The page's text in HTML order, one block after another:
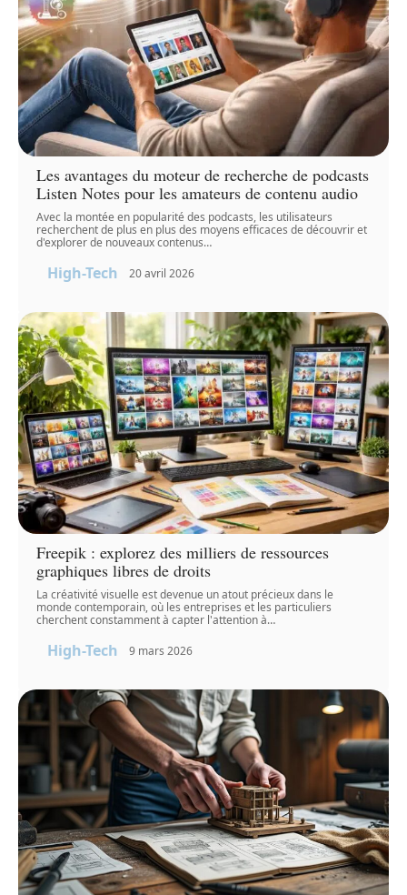
Les avantages du moteur de recherche de podcasts
Listen Notes pour les amateurs de contenu audio
Avec la montée en popularité des podcasts, les utilisateurs
recherchent de plus en plus des moyens efficaces de découvrir et
d'explorer de nouveaux contenus…
High-Tech 20 avril 2026
Freepik : explorez des milliers de ressources
graphiques libres de droits
La créativité visuelle est devenue un atout précieux dans le
monde contemporain, où les entreprises et les particuliers
cherchent constamment à capter l'attention à…
High-Tech 9 mars 2026